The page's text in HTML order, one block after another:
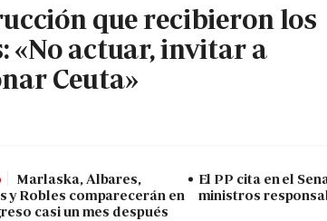
que recibieron los
«No actuar, invitar a
Ceuta»
Marlaska, Albares,
y Robles comparecerán en
casi un mes después
El PP cita en el
ministros